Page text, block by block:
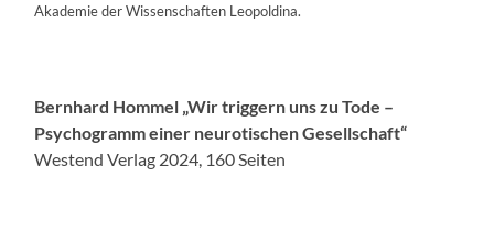
Akademie der Wissenschaften Leopoldina.
Bernhard Hommel „Wir triggern uns zu Tode –
Psychogramm einer neurotischen Gesellschaft“
Westend Verlag 2024, 160 Seiten